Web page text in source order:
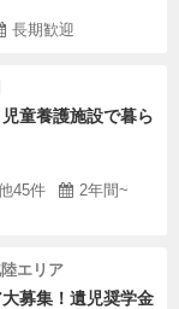
長期歓迎
童養護施設で暮ら
45件
2年間~
エリア
募集！遺児奨学金